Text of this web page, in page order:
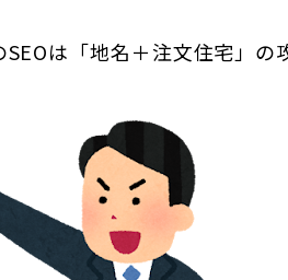
は「地名＋注文住宅」の